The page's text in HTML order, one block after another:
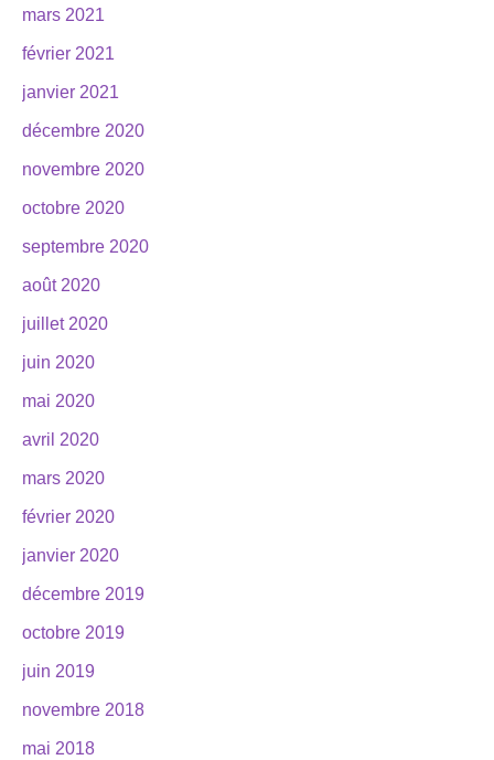
mars 2021
février 2021
janvier 2021
décembre 2020
novembre 2020
octobre 2020
septembre 2020
août 2020
juillet 2020
juin 2020
mai 2020
avril 2020
mars 2020
février 2020
janvier 2020
décembre 2019
octobre 2019
juin 2019
novembre 2018
mai 2018